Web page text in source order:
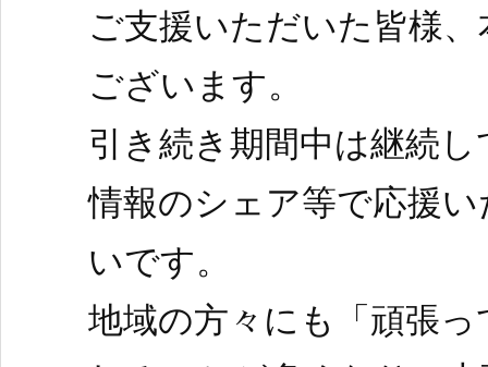
ご支援いただいた皆様
ございます。
引き続き期間中は継続
情報のシェア等で応援
いです。
地域の方々にも「頑張